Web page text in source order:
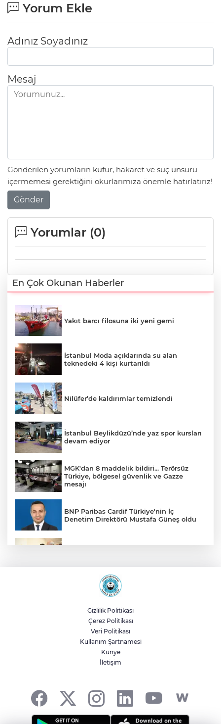
Yorum Ekle
Adınız Soyadınız
Mesaj
Gönderilen yorumların küfür, hakaret ve suç unsuru
içermemesi gerektiğini okurlarımıza önemle hatırlatırız!
Gönder
Yorumlar (0)
En Çok Okunan Haberler
Yakıt barcı filosuna iki yeni gemi
İstanbul Moda açıklarında su alan
teknedeki 4 kişi kurtarıldı
Nilüfer’de kaldırımlar temizlendi
İstanbul Beylikdüzü’nde yaz spor kursları
devam ediyor
MGK'dan 8 maddelik bildiri... Terörsüz
Türkiye, bölgesel güvenlik ve Gazze
mesajı
BNP Paribas Cardif Türkiye'nin İç
Denetim Direktörü Mustafa Güneş oldu
Sakarya’da ücretsiz doğalgaza
kavuşacaklar
Yalova'da makine arızası yapan tanker
güvenli bölgeye çekildi
Eskişehir Büyükşehir’den kırsal
Gizlilik Politikası
Çerez Politikası
Veri Politikası
Kullanım Şartnamesi
Künye
İletişim